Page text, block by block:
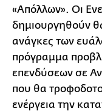
«Απόλλων». Οι
δημιουργηθούν
ανάγκες των
πρόγραμμα
επενδύσεων σε
που θα
ενέργεια την